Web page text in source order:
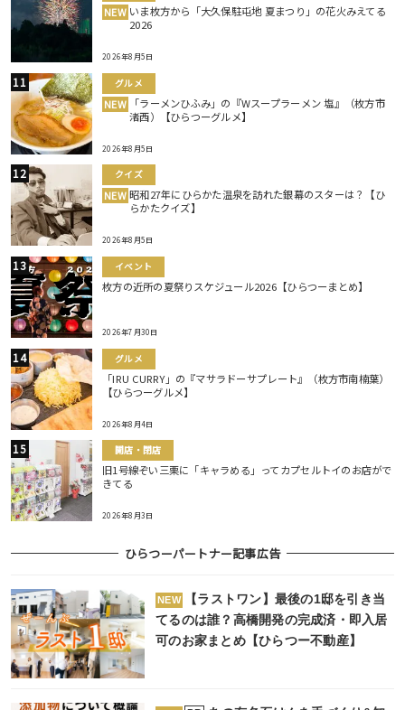
NEW いま枚方から「大久保駐屯地 夏まつり」の花火みえてる
2026
2026年8月5日
グルメ
NEW
「ラーメンひふみ」の『Wスープラーメン 塩』（枚方市
渚西）【ひらつーグルメ】
2026年8月5日
クイズ
NEW 昭和27年にひらかた温泉を訪れた銀幕のスターは？【ひ
らかたクイズ】
2026年8月5日
イベント
枚方の近所の夏祭りスケジュール2026【ひらつーまとめ】
2026年7月30日
グルメ
「IRU CURRY」の『マサラドーサプレート』（枚方市南楠葉）
【ひらつーグルメ】
2026年8月4日
開店・閉店
旧1号線ぞい三栗に「キャラめる」ってカプセルトイのお店がで
きてる
2026年8月3日
ひらつーパートナー記事広告
NEW
【ラストワン】最後の1邸を引き当
てるのは誰？高橋開発の完成済・即入居
可のお家まとめ【ひらつー不動産】